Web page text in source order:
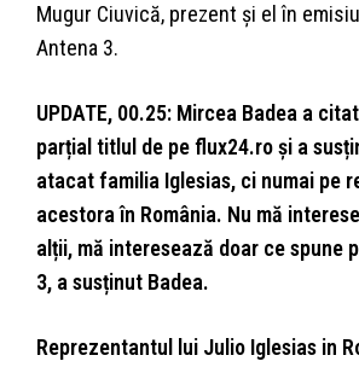
Mugur Ciuvică, prezent și el în
Antena 3.
UPDATE, 00.25: Mircea Badea a
parțial titlul de pe flux24.ro și a
atacat familia Iglesias, ci numai pe
acestora în România. Nu mă
alții, mă interesează doar ce spune
3, a susținut Badea.
Reprezentantul lui Julio Iglesias in